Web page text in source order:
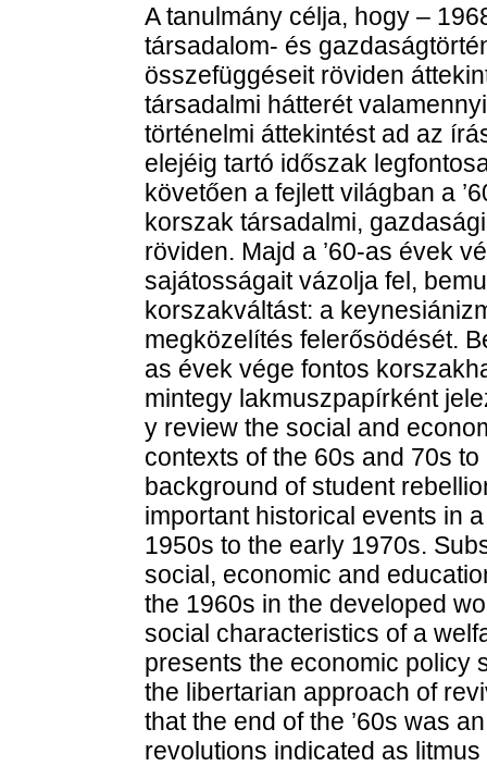
A tanulmány célja, hogy –
társadalom- és
összefüggéseit röviden
társadalmi hátterét
történelmi áttekintést ad az
elejéig tartó időszak
követően a fejlett világban a
korszak társadalmi,
röviden. Majd a ’60-as évek
sajátosságait vázolja fel,
korszakváltást: a
megközelítés felerősödését.
as évek vége fontos
mintegy lakmuszpapírként
y review the social and
contexts of the 60s and 70s
background of student
important historical events in
1950s to the early 1970s.
social, economic and
the 1960s in the developed
social characteristics of a
presents the economic policy
the libertarian approach of
that the end of the ’60s was
revolutions indicated as litmus